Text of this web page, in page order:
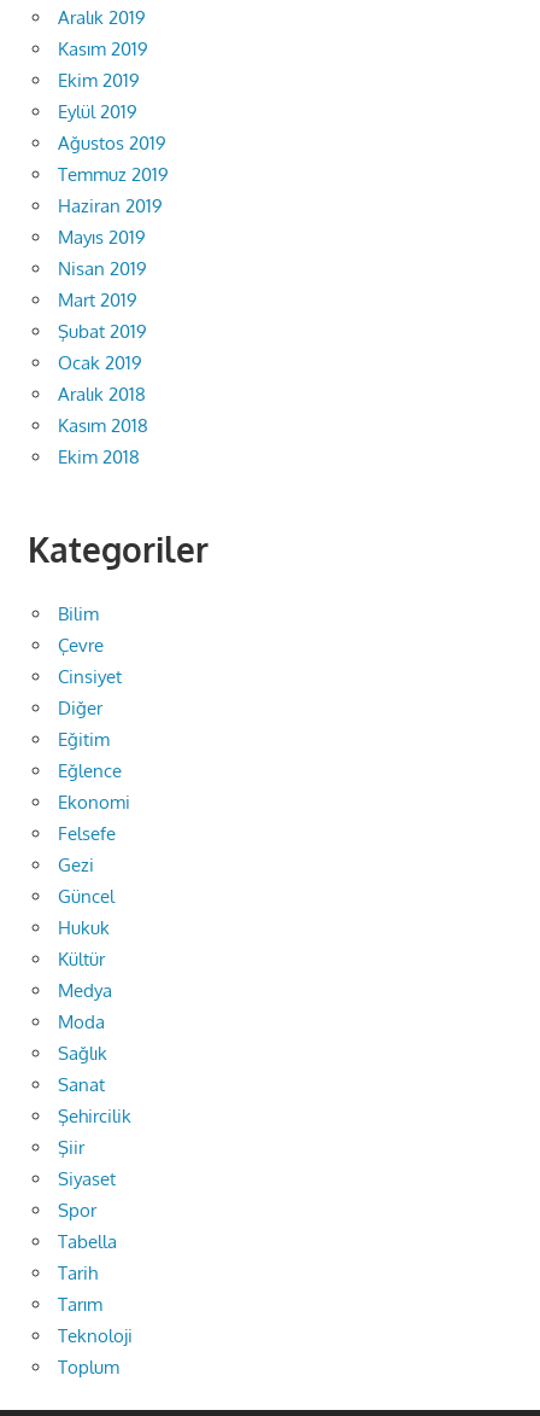
Aralık 2019
Kasım 2019
Ekim 2019
Eylül 2019
Ağustos 2019
Temmuz 2019
Haziran 2019
Mayıs 2019
Nisan 2019
Mart 2019
Şubat 2019
Ocak 2019
Aralık 2018
Kasım 2018
Ekim 2018
Kategoriler
Bilim
Çevre
Cinsiyet
Diğer
Eğitim
Eğlence
Ekonomi
Felsefe
Gezi
Güncel
Hukuk
Kültür
Medya
Moda
Sağlık
Sanat
Şehircilik
Şiir
Siyaset
Spor
Tabella
Tarih
Tarım
Teknoloji
Toplum